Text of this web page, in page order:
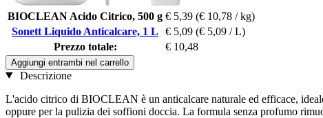
BIOCLEAN Acido Citrico, 500 g € 5,39 (€ 10,78 / kg)
Sonett Liquido Anticalcare, 1 L
€ 5,09 (€ 5,09 / L)
Prezzo totale:
€ 10,48
Aggiungi entrambi nel carrello
Descrizione
L'acido citrico di BIOCLEAN è un anticalcare naturale ed efficace,
oppure per la pulizia dei soffioni doccia. La formula senza profumo